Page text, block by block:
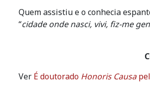
Quem assistiu e o conhecia
“cidade onde nasci, vivi, fiz-me
Ver É doutorado Honoris Causa